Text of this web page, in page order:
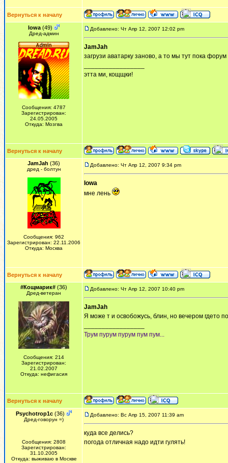
Вернуться к началу
Iowa (49)
Дред-админ
Сообщения: 4787
Зарегистрирован:
24.05.2005
Откуда: Мозгва
Добавлено: Чт Апр 12, 2007 12:02 pm
JamJah
загрузи аватарку заново, а то мы тут пока
этта ми, кощщки!
Вернуться к началу
JamJah (36)
дред - болтун
Сообщения: 962
Зарегистрирован: 22.11.2006
Откуда: Москва
Добавлено: Чт Апр 12, 2007 9:34 pm
Iowa
мне лень
Вернуться к началу
#Кощмарик# (36)
Дред-ветеран
Сообщения: 214
Зарегистрирован:
21.02.2007
Откуда: нефигасия
Добавлено: Чт Апр 12, 2007 10:40 pm
JamJah
Я може т и освобожусь, блин, но вечером гдето
Трум пурум пурум пум пум...
Вернуться к началу
Psychotrop1c (36)
Дред-говорун =)
Сообщения: 2808
Зарегистрирован:
31.10.2005
Откуда: выживаю в Москве
Добавлено: Вс Апр 15, 2007 11:39 am
куда все делись?
погода отличная надо идти гулять!